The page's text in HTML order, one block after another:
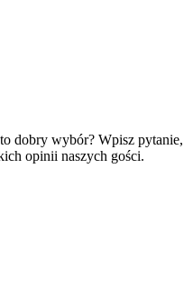
dobry wybór? Wpisz pytanie,
opinii naszych gości.